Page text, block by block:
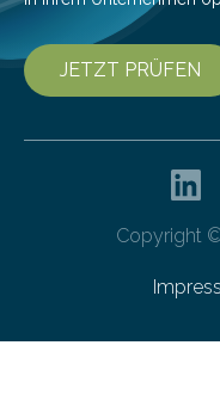
JETZT PRÜFEN
Copyright